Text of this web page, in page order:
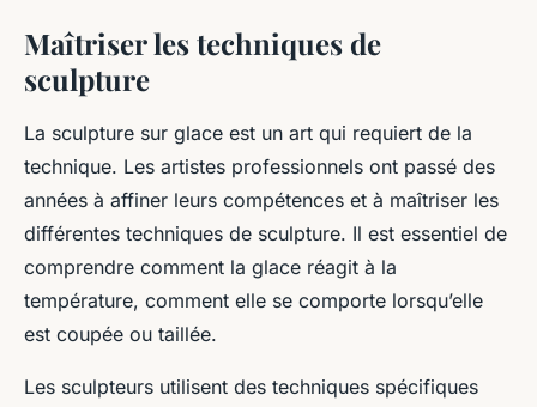
Maîtriser les techniques de
sculpture
La sculpture sur glace est un art qui requiert de la
technique. Les artistes professionnels ont passé des
années à affiner leurs compétences et à maîtriser les
différentes techniques de sculpture. Il est essentiel de
comprendre comment la glace réagit à la
température, comment elle se comporte lorsqu’elle
est coupée ou taillée.
Les sculpteurs utilisent des techniques spécifiques